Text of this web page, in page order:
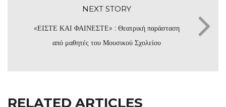
NEXT STORY
«ΕΙΣΤΕ ΚΑΙ ΦΑΙΝΕΣΤΕ» : Θεατρική παράσταση
από μαθητές του Μουσικού Σχολείου
RELATED ARTICLES